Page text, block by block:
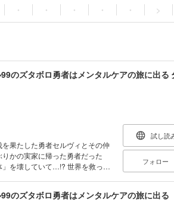
・ ・ ・ ・ ・ >
果たした勇者セルヴィとその仲
かの実家に帰った勇者だった
を壊していて…!? 世界を救った
試し読
フォロー
のズタボロ勇者はメンタルケアの旅に出る